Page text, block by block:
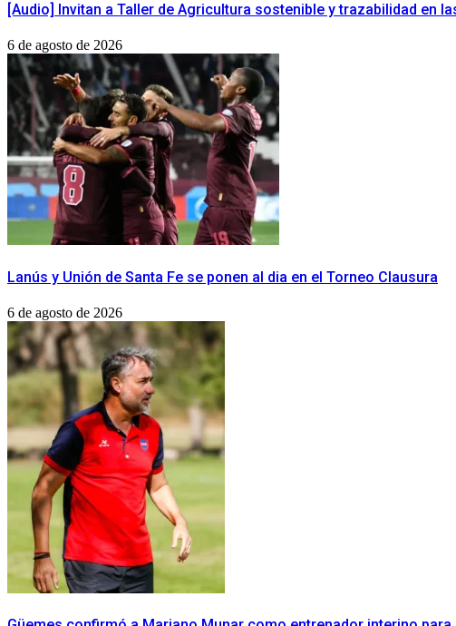
[Audio] Invitan a Taller de Agricultura sostenible y trazabilidad en
6 de agosto de 2026
Lanús y Unión de Santa Fe se ponen al dia en el Torneo Clausura
6 de agosto de 2026